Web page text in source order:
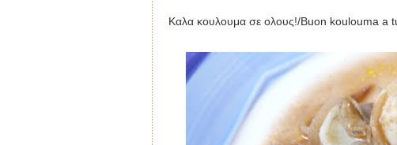
Καλα κουλουμα σε ολους!/Buon koulouma a